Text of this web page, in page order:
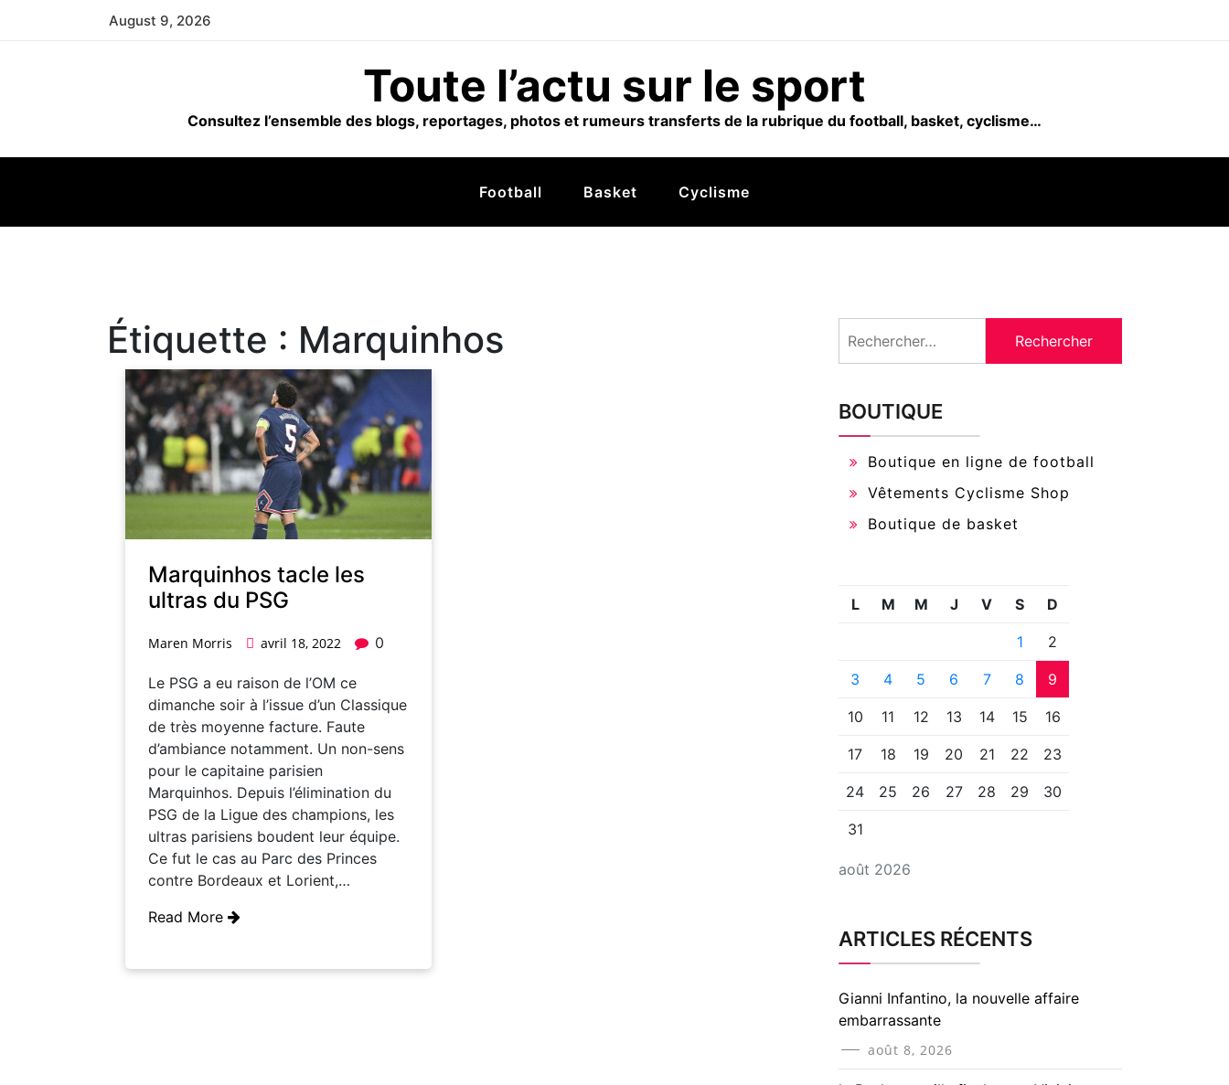
August 9, 2026
Toute l’actu sur le sport
Consultez l’ensemble des blogs, reportages, photos et rumeurs transferts de la rubrique du football, basket, cyclisme…
Football Basket Cyclisme
Étiquette : Marquinhos
Marquinhos tacle les
ultras du PSG
Maren Morris avril 18, 2022 0
Le PSG a eu raison de l’OM ce
dimanche soir à l’issue d’un Classique
de très moyenne facture. Faute
d’ambiance notamment. Un non-sens
pour le capitaine parisien
Marquinhos. Depuis l’élimination du
PSG de la Ligue des champions, les
ultras parisiens boudent leur équipe.
Ce fut le cas au Parc des Princes
contre Bordeaux et Lorient,…
Read More
BOUTIQUE
Boutique en ligne de football
Vêtements Cyclisme Shop
Boutique de basket
août 2026
L M M J V S D
1 2
3 4 5 6 7 8 9
10 11 12 13 14 15 16
17 18 19 20 21 22 23
24 25 26 27 28 29 30
31
ARTICLES RÉCENTS
Gianni Infantino, la nouvelle affaire
embarrassante
août 8, 2026